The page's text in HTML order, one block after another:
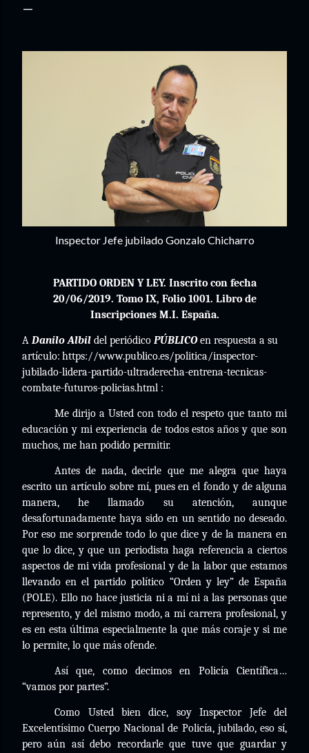
Inspector Jefe jubilado Gonzalo Chicharro
PARTIDO ORDEN Y LEY. Inscrito con fecha
20/06/2019. Tomo IX, Folio 1001. Libro de
Inscripciones M.I. España.
A Danilo Albil del periódico PÚBLICOen respuesta a su
artículo: https://www.publico.es/politica/inspector-
jubilado-lidera-partido-ultraderecha-entrena-tecnicas-
combate-futuros-policias.html :
Me dirijo a Usted con todo el respeto que tanto mi
educación y mi experiencia de todos estos años y que son
muchos, me han podido permitir.
Antes de nada, decirle que me alegra que haya
escrito un artículo sobre mí, pues en el fondo y de alguna
manera, he llamado su atención, aunque
desafortunadamente haya sido en un sentido no deseado.
Por eso me sorprende todo lo que dice y de la manera en
que lo dice, y que un periodista haga referencia a ciertos
aspectos de mi vida profesional y de la labor que estamos
llevando en el partido político “Orden y ley” de España
(POLE). Ello no hace justicia ni a mí ni a las personas que
represento, y del mismo modo, a mi carrera profesional, y
es en esta última especialmente la que más coraje y si me
lo permite, lo que más ofende.
Así que, como decimos en Policía Científica…
“vamos por partes”.
Como Usted bien dice, soy Inspector Jefe del
Excelentísimo Cuerpo Nacional de Policía, jubilado, eso sí,
pero aún así debo recordarle que tuve que guardar y